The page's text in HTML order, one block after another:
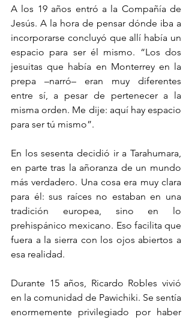
A los 19 años entró a la Compañía de
Jesús. A la hora de pensar dónde iba a
incorporarse concluyó que allí había un
espacio para ser él mismo. “Los dos
jesuitas que había en Monterrey en la
prepa –narró– eran muy diferentes
entre sí, a pesar de pertenecer a la
misma orden. Me dije: aquí hay espacio
para ser tú mismo”.
En los sesenta decidió ir a Tarahumara,
en parte tras la añoranza de un mundo
más verdadero. Una cosa era muy clara
para él: sus raíces no estaban en una
tradición europea, sino en lo
prehispánico mexicano. Eso facilita que
fuera a la sierra con los ojos abiertos a
esa realidad.
Durante 15 años, Ricardo Robles vivió
en la comunidad de Pawichiki. Se sentía
enormemente privilegiado por haber